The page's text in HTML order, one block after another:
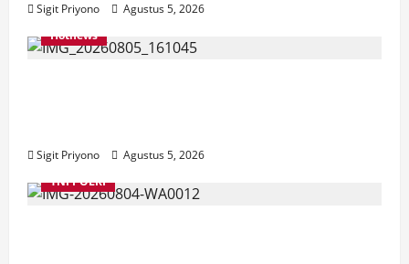
Sigit Priyono
Agustus 5, 2026
Hotnews
Sigit Priyono
Agustus 5, 2026
TNI POLRI